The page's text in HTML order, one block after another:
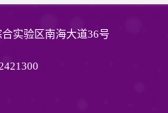
实验区南海大道36号